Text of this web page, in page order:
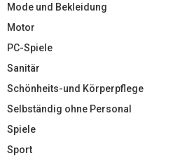
Mode und Bekleidung
Motor
PC-Spiele
Sanitär
Schönheits-und Körperpflege
Selbständig ohne Personal
Spiele
Sport